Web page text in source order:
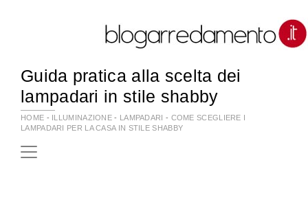
Guida pratica alla scelta dei
lampadari in stile shabby
HOME - ILLUMINAZIONE - LAMPADARI - COME SCEGLIERE I
LAMPADARI PER LA CASA IN STILE SHABBY